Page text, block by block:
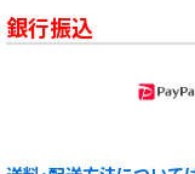
銀行振込